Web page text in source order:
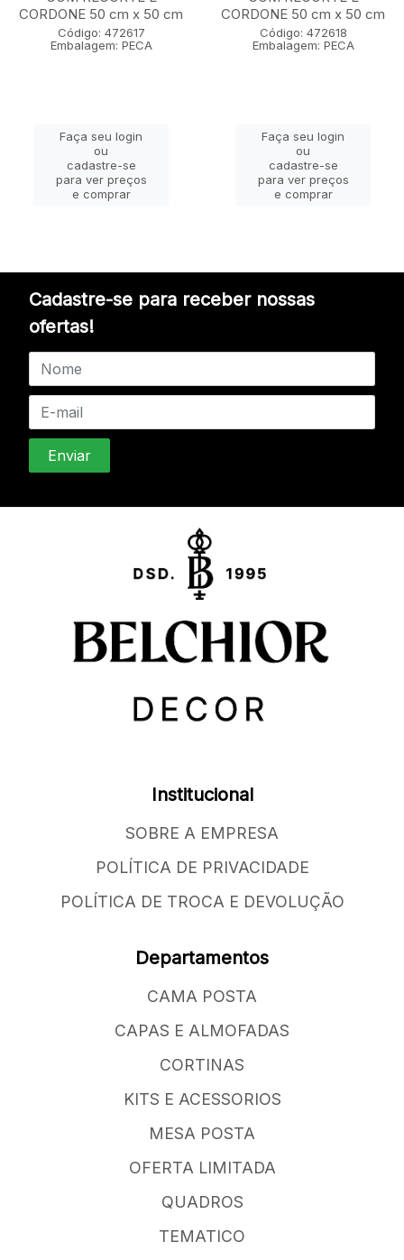
CORDONE 50 cm x 50 cm
Código: 472617
Embalagem: PECA
Faça seu login
ou
cadastre-se
para ver preços
e comprar
CORDONE 50 cm x 50 cm
Código: 472618
Embalagem: PECA
Faça seu login
ou
cadastre-se
para ver preços
e comprar
Cadastre-se para receber nossas
ofertas!
Institucional
SOBRE A EMPRESA
POLÍTICA DE PRIVACIDADE
POLÍTICA DE TROCA E DEVOLUÇÃO
Departamentos
CAMA POSTA
CAPAS E ALMOFADAS
CORTINAS
KITS E ACESSORIOS
MESA POSTA
OFERTA LIMITADA
QUADROS
TEMATICO